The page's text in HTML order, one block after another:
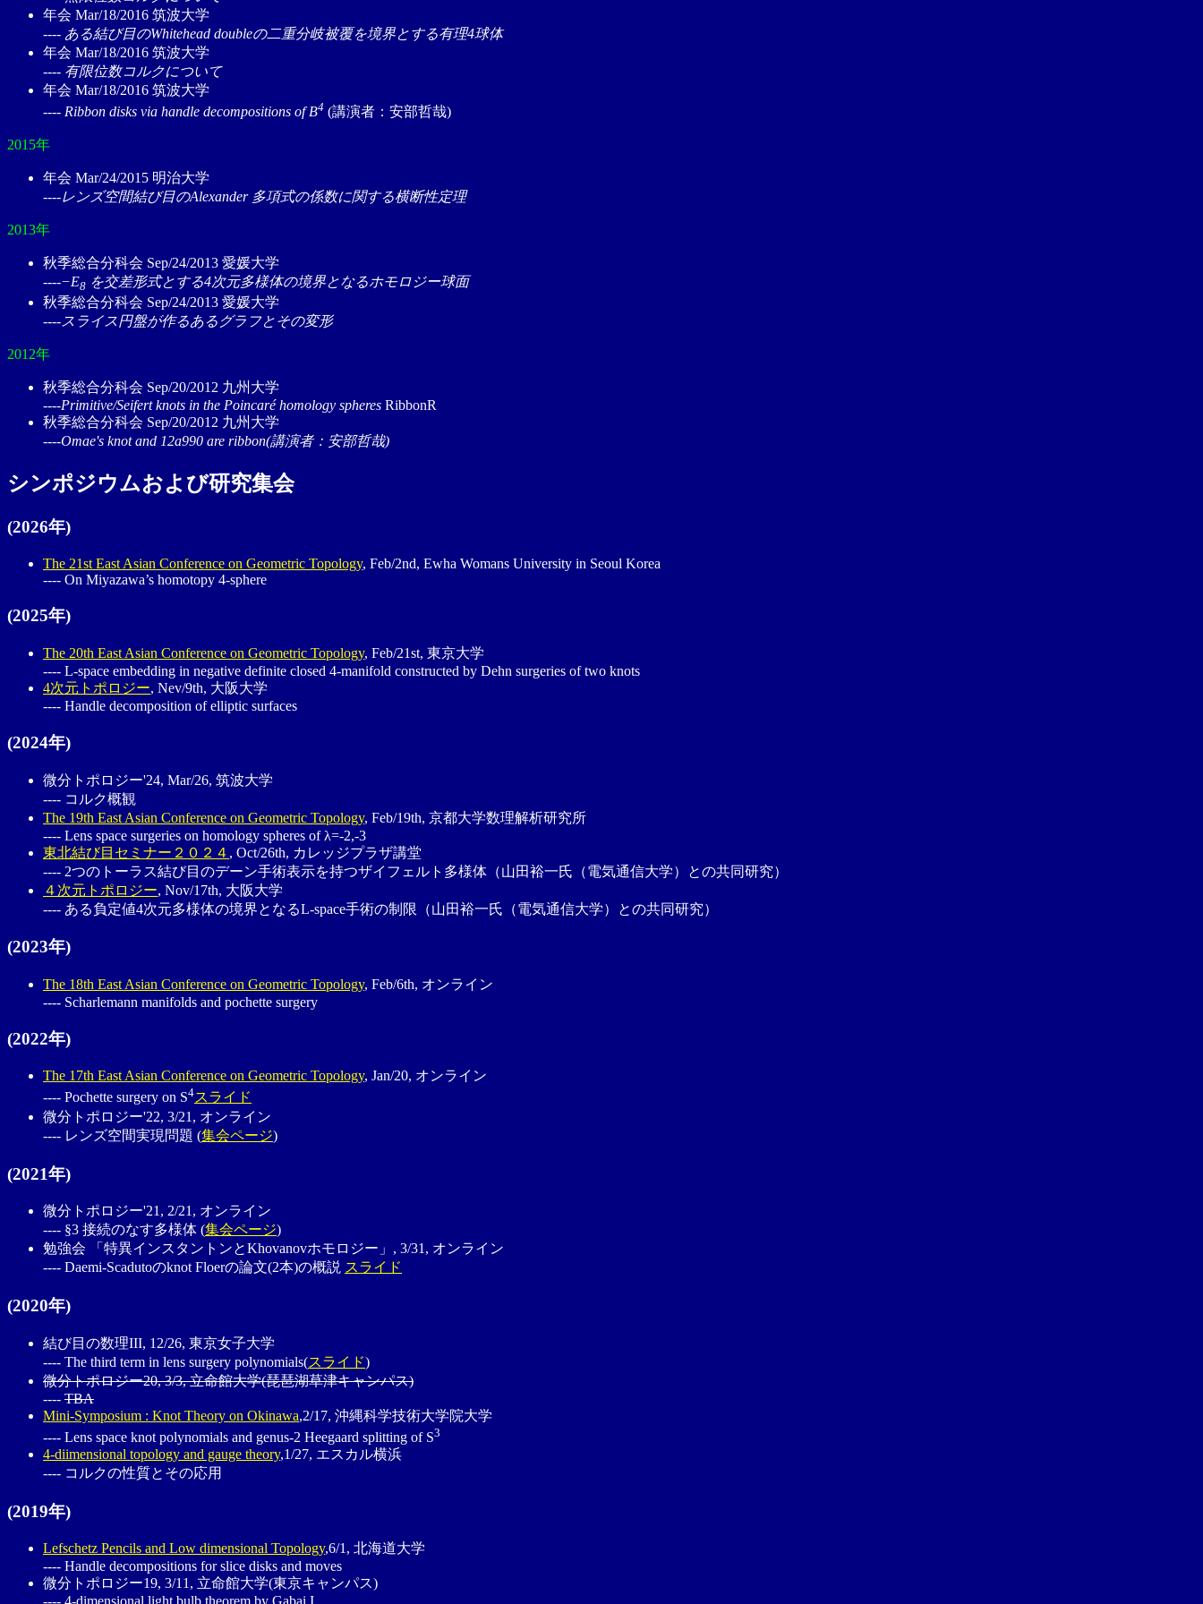
年会 Mar/18/2016 筑波大学
---- ある結び目のWhitehead doubleの二重分岐被覆を境界とする有理4球体
年会 Mar/18/2016 筑波大学
---- 有限位数コルクについて
年会 Mar/18/2016 筑波大学
---- Ribbon disks via handle decompositions of B4 (講演者：安部哲哉)
2015年
年会 Mar/24/2015 明治大学
----レンズ空間結び目のAlexander 多項式の係数に関する横断性定理
2013年
秋季総合分科会 Sep/24/2013 愛媛大学
----−E8 を交差形式とする4次元多様体の境界となるホモロジー球面
秋季総合分科会 Sep/24/2013 愛媛大学
----スライス円盤が作るあるグラフとその変形
2012年
秋季総合分科会 Sep/20/2012 九州大学
----Primitive/Seifert knots in the Poincaré homology spheres RibbonR
秋季総合分科会 Sep/20/2012 九州大学
----Omae's knot and 12a990 are ribbon(講演者：安部哲哉)
シンポジウムおよび研究集会
(2026年)
The 21st East Asian Conference on Geometric Topology, Feb/2nd, Ewha Womans University in Seoul Korea
---- On Miyazawa’s homotopy 4-sphere
(2025年)
The 20th East Asian Conference on Geometric Topology, Feb/21st, 東京大学
---- L-space embedding in negative definite closed 4-manifold constructed by Dehn surgeries of two knots
4次元トポロジー, Nev/9th, 大阪大学
---- Handle decomposition of elliptic surfaces
(2024年)
微分トポロジー'24, Mar/26, 筑波大学
---- コルク概観
The 19th East Asian Conference on Geometric Topology, Feb/19th, 京都大学数理解析研究所
---- Lens space surgeries on homology spheres of λ=-2,-3
東北結び目セミナー２０２４ , Oct/26th, カレッジプラザ講堂
---- 2つのトーラス結び目のデーン手術表示を持つザイフェルト多様体（山田裕一氏（電気通信大学）との共同研究）
４次元トポロジー, Nov/17th, 大阪大学
---- ある負定値4次元多様体の境界となるL-space手術の制限（山田裕一氏（電気通信大学）との共同研究）
(2023年)
The 18th East Asian Conference on Geometric Topology, Feb/6th, オンライン
---- Scharlemann manifolds and pochette surgery
(2022年)
The 17th East Asian Conference on Geometric Topology, Jan/20, オンライン
---- Pochette surgery on S4スライド
微分トポロジー'22, 3/21, オンライン
---- レンズ空間実現問題 (集会ページ)
(2021年)
微分トポロジー'21, 2/21, オンライン
---- §3 接続のなす多様体 (集会ページ)
勉強会 「特異インスタントンとKhovanovホモロジー」, 3/31, オンライン
---- Daemi-Scadutoのknot Floerの論文(2本)の概説 スライド
(2020年)
結び目の数理III, 12/26, 東京女子大学
---- The third term in lens surgery polynomials(スライド)
微分トポロジー20, 3/3, 立命館大学(琵琶湖草津キャンパス)
---- TBA
Mini-Symposium : Knot Theory on Okinawa,2/17, 沖縄科学技術大学院大学
---- Lens space knot polynomials and genus-2 Heegaard splitting of S3
4-diimensional topology and gauge theory,1/27, エスカル横浜
---- コルクの性質とその応用
(2019年)
Lefschetz Pencils and Low dimensional Topology,6/1, 北海道大学
---- Handle decompositions for slice disks and moves
微分トポロジー19, 3/11, 立命館大学(東京キャンパス)